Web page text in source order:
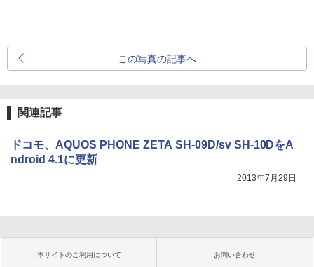
この写真の記事へ
関連記事
ドコモ、AQUOS PHONE ZETA SH-09D/sv SH-10DをA
ndroid 4.1に更新
2013年7月29日
本サイトのご利用について お問い合わせ